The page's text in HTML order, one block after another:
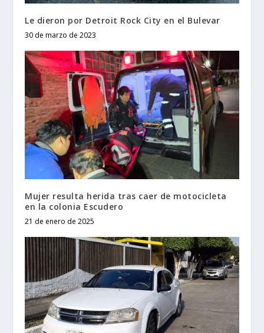
Le dieron por Detroit Rock City en el Bulevar
30 de marzo de 2023
Mujer resulta herida tras caer de motocicleta
en la colonia Escudero
21 de enero de 2025